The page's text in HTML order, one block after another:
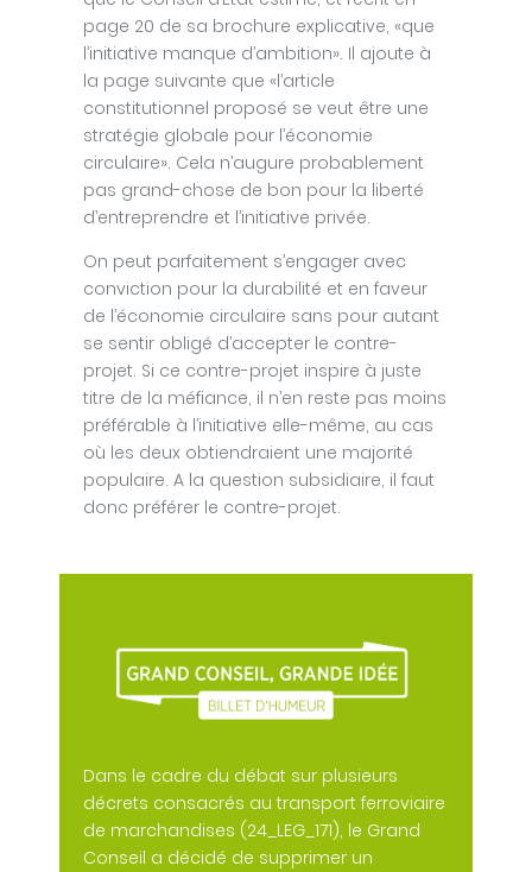
page 20 de sa brochure explicative, «que
l’initiative manque d’ambition». Il ajoute à
la page suivante que «l’article
constitutionnel proposé se veut être une
stratégie globale pour l’économie
circulaire». Cela n’augure probablement
pas grand-chose de bon pour la liberté
d’entreprendre et l’initiative privée.
On peut parfaitement s’engager avec
conviction pour la durabilité et en faveur
de l’économie circulaire sans pour autant
se sentir obligé d’accepter le contre-
projet. Si ce contre-projet inspire à juste
titre de la méfiance, il n’en reste pas moins
préférable à l’initiative elle-même, au cas
où les deux obtiendraient une majorité
populaire. A la question subsidiaire, il faut
donc préférer le contre-projet.
Dans le cadre du débat sur plusieurs
décrets consacrés au transport ferroviaire
de marchandises (24_LEG_171), le Grand
Conseil a décidé de supprimer un